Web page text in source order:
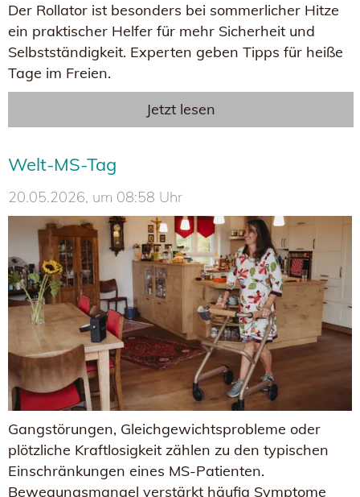
Der Rollator ist besonders bei sommerlicher Hitze
ein praktischer Helfer für mehr Sicherheit und
Selbstständigkeit. Experten geben Tipps für heiße
Tage im Freien.
Jetzt lesen
Welt-MS-Tag
20.05.2026, um 08:58 Uhr
Gangstörungen, Gleichgewichtsprobleme oder
plötzliche Kraftlosigkeit zählen zu den typischen
Einschränkungen eines MS-Patienten.
Bewegungsmangel verstärkt häufig Symptome